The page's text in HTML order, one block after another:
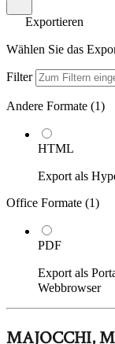
Exportieren
Wählen Sie das
Filter
Andere Formate (1)
HTML
Export als
Office Formate (1)
PDF
Export als
Webbrowser
MAJOCCHI,